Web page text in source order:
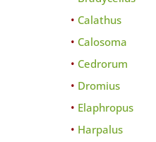
Calathus
Calosoma
Cedrorum
Dromius
Elaphropus
Harpalus